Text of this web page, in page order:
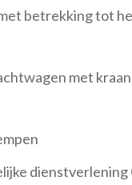
betrekking tot
met